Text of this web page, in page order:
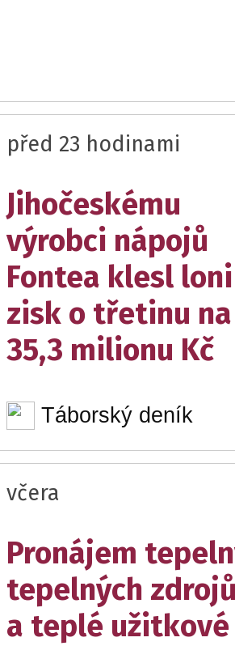
před 23 hodinami
Jihočeskému
výrobci nápojů
Fontea klesl loni
zisk o třetinu na
35,3 milionu Kč
Táborský deník
včera
Pronájem
tepelných
a teplé užitkové